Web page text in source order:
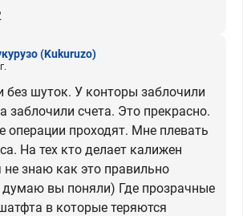
(Kukuruzo)
без шуток. У конторы заблочили
заблочили счета. Это прекрасно.
операции проходят. Мне плевать
На тех кто делает калижен
не знаю как это правильно
думаю вы поняли) Где прозрачные
в которые теряются